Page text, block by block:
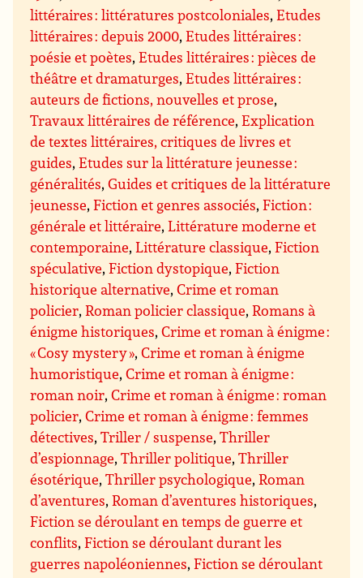
littéraires : littératures postcoloniales,Etudes
littéraires : depuis 2000,Etudes littéraires :
poésie et poètes,Etudes littéraires : pièces de
théâtre et dramaturges,Etudes littéraires :
auteurs de fictions, nouvelles et prose,
Travaux littéraires de référence,Explication
de textes littéraires, critiques de livres et
guides,Etudes sur la littérature jeunesse :
généralités,Guides et critiques de la littérature
jeunesse,Fiction et genres associés,Fiction :
générale et littéraire,Littérature moderne et
contemporaine,Littérature classique,Fiction
spéculative,Fiction dystopique,Fiction
historique alternative,Crime et roman
policier,Roman policier classique,Romans à
énigme historiques,Crime et roman à énigme :
« Cosy mystery »,Crime et roman à énigme
humoristique,Crime et roman à énigme :
roman noir,Crime et roman à énigme : roman
policier,Crime et roman à énigme : femmes
détectives,Triller / suspense,Thriller
d’espionnage,Thriller politique,Thriller
ésotérique,Thriller psychologique,Roman
d’aventures,Roman d’aventures historiques,
Fiction se déroulant en temps de guerre et
conflits,Fiction se déroulant durant les
guerres napoléoniennes,Fiction se déroulant